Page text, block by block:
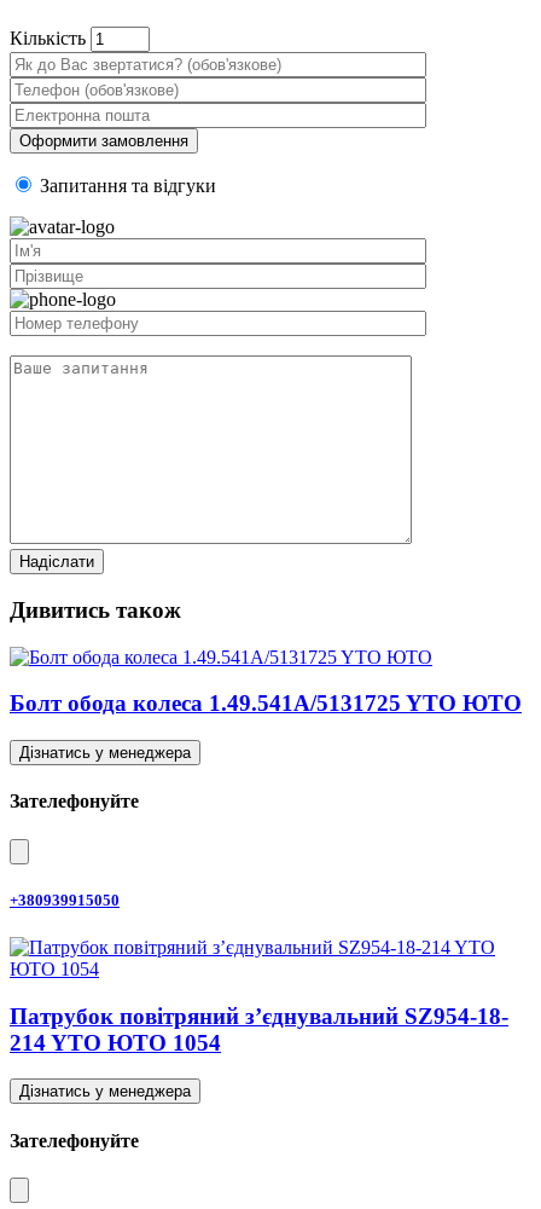
Кiлькiсть
Запитання та вiдгуки
Дивитись також
Болт обода колеса 1.49.541A/5131725 YTO ЮТО
Дізнатись у менеджера
Зателефонуйте
+380939915050
Патрубок повітряний з’єднувальний SZ954-18-
214 YTO ЮТО 1054
Дізнатись у менеджера
Зателефонуйте